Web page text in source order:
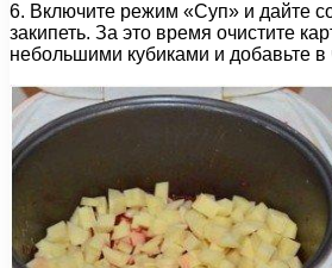
6. Включите режим «Суп» и дайте
закипеть. За это время очистите
небольшими кубиками и добавьте в